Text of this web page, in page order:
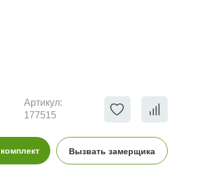
Артикул:
177515
Вызвать замерщика